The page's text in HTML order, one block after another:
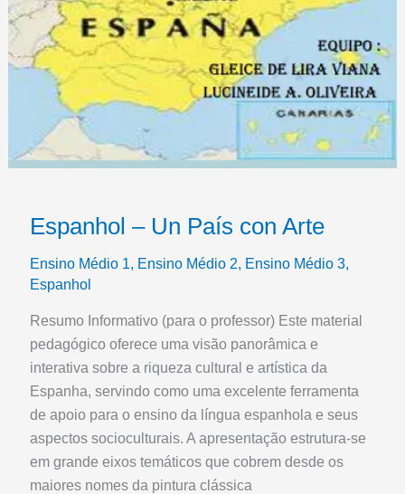
Espanhol – Un País con Arte
Ensino Médio 1, Ensino Médio 2, Ensino Médio 3,
Espanhol
Resumo Informativo (para o professor) Este material
pedagógico oferece uma visão panorâmica e
interativa sobre a riqueza cultural e artística da
Espanha, servindo como uma excelente ferramenta
de apoio para o ensino da língua espanhola e seus
aspectos socioculturais. A apresentação estrutura-se
em grande eixos temáticos que cobrem desde os
maiores nomes da pintura clássica